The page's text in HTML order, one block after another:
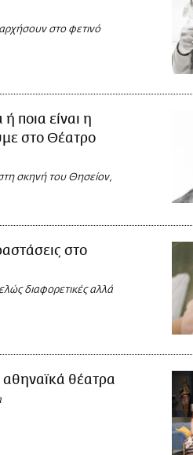
στο φετινό
ποια είναι η
στο Θέατρο
σκηνή του Θησείον,
στο
διαφορετικές αλλά
θέατρα